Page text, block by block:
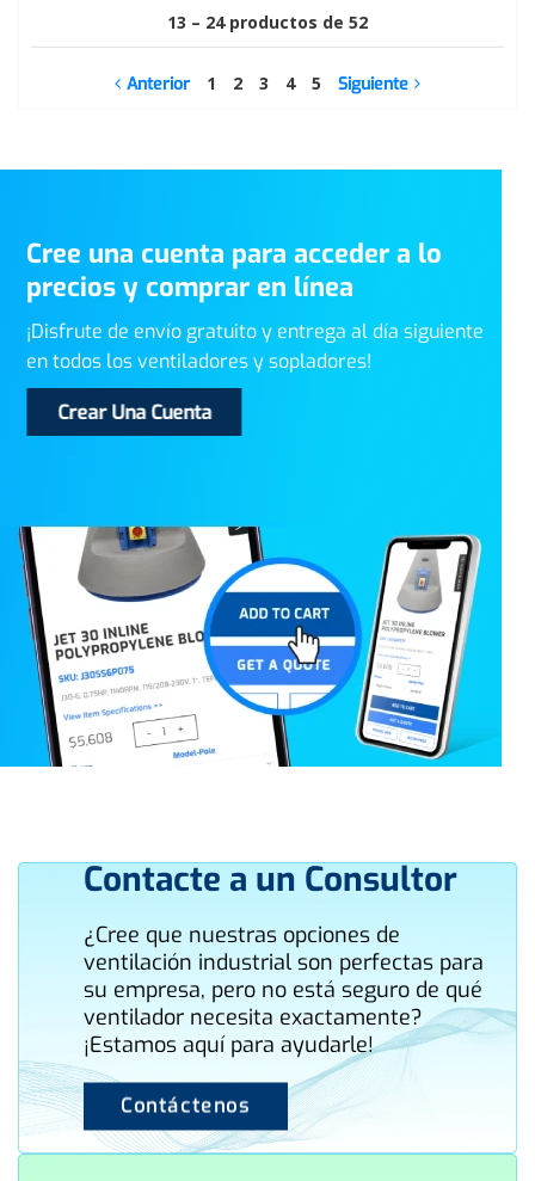
13 – 24 productos de 52
Anterior 1 2 3 4 5 Siguiente
Cree una cuenta para acceder a lo
precios y comprar en línea
¡Disfrute de envío gratuito y entrega al día siguiente
en todos los ventiladores y sopladores!
Crear Una Cuenta
Contacte a un Consultor
¿Cree que nuestras opciones de
ventilación industrial son perfectas para
su empresa, pero no está seguro de qué
ventilador necesita exactamente?
¡Estamos aquí para ayudarle!
Contáctenos